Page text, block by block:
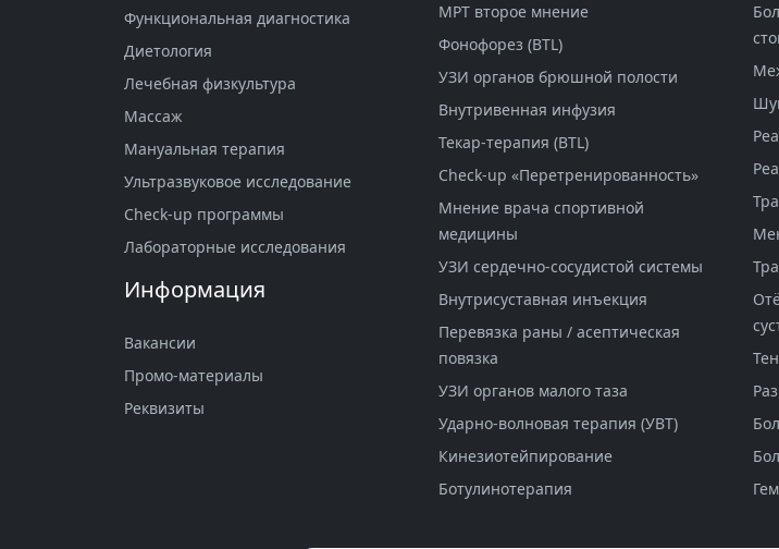
Функциональная диагностика
Диетология
Лечебная физкультура
Массаж
Мануальная терапия
Ультразвуковое исследование
Check-up программы
Лабораторные исследования
Информация
Вакансии
Промо-материалы
Реквизиты
МРТ второе мнение
Фонофорез (BTL)
УЗИ органов брюшной полости
Внутривенная инфузия
Текар-терапия (BTL)
Check-up «Перетренированность»
Мнение врача спортивной
медицины
УЗИ сердечно-сосудистой системы
Внутрисуставная инъекция
Перевязка раны / асептическая
повязка
УЗИ органов малого таза
Ударно-волновая терапия (УВТ)
Кинезиотейпирование
Ботулинотерапия